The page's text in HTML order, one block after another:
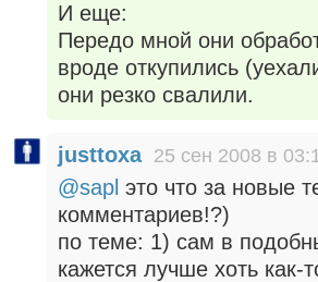
И еще:
Передо мной они
вроде откупились
они резко свалили.
justtoxa 25 сен 2008 в
@sapl это что за новые
комментариев!?)
по теме: 1) сам в
кажется лучше хоть как-